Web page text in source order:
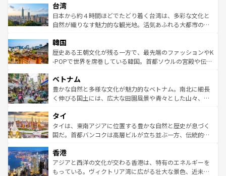
ならではの贅沢な旅のスタイルだ。 なお、新着のアメリカ
情報はコンテンツ一覧を参照してほしい。
れるおもてなしの心で訪れる人々を迎えてくれるハワイの
人々、おいしいローカルフードやハワイアンミュージッ
ク、伝統的なフラダンスなど、すべてがハワイの魅力を彩
ワイを、存分に味わってほしい。 なお、新着のハワイ情報
はコンテンツ一覧を参照してほしい。
リアリーフや大陸中央部にそびえるウルル（エアーズロッ
ク）、タスマニアの美しい原生林やケアンズの熱帯雨林な
ど、見どころがたくさん。また、カフェやワイン、オージ
いる。アクティビティも充実しており、サーフィンやダイ
ビング、ハイキングなど、アウトドア好きにはたまらな
い。オーストラリアの多彩な魅力を存分に味わいつくそ
参照してほしい。
台湾
日本から約４時間ほどでたどり着く台湾は、多彩な文化と
自然が織りなす魅力的な観光地。活気あふれる大都市の台
ン）、静ひつな山岳地帯である台湾東部など、都市の喧騒
と山間の静けさが共存しており、訪れる人に新しい発見と
驚きをもたらしてくれる。また、奥深い台湾の食文化も魅
容にもいいと評判のスイーツなど、バラエティ豊かな料理
が味わえる。 なお、新着の台湾情報は コンテンツ一覧を参
照してほしい。
韓国
歴史ある王朝文化が残る一方で、最先端のファッションやK
-POPで世界を席巻している韓国。首都ソウルの宮殿や伝統
き、地方に足を延ばせば四季折々の自然美を楽しむことが
できる。そして、キムチや焼肉、絶品のストリートフード
まで、さまざまな韓国料理が待っている。夜には、韓国な
リティに包まれながら、韓国の多彩な魅力を心ゆくまで味
わってみてほしい。 なお、新着の韓国情報はコンテンツ一
覧を参照してほしい。
ベトナム
豊かな自然と多様な文化が魅力的なベトナム。南北に細長
く伸びる国土には、広大な田園風景や青々とした山々、世
急速な発展と共に伝統が息づく。ハノイの古い町並みやホ
ーチミン市のフランス統治時代の建物も、独特の雰囲気を
醸し出している。また、バラエティの豊かさとおいしさで
とつ。フォーやバインミー、ベトナムコーヒーなどは、ぜ
ひ現地で味わいたい。どの地域を訪れてもあたたかい人々
が旅行者を迎えてくれるので、きっと忘れられない旅にな
タイ
タイは、東南アジアに位置する豊かな自然と歴史が息づく
国だ。首都バンコクは高層ビルが立ち並ぶ一方、伝統的な
の活気が交差している。北部ではチェンマイなどの山岳地
帯で自然と触れ合い、南部ではプーケットやクラビの美し
いビーチでリゾート気分を楽しむことができる。タイ料理
香港
アジアと西洋の文化が交わる香港は、特有のエネルギーを
もっている。ヴィクトリア湾に広がる壮大な景色、近未来